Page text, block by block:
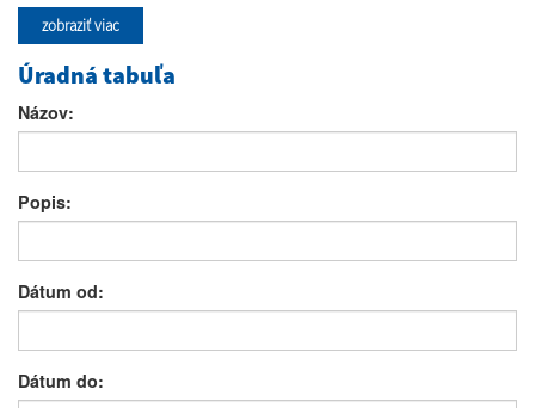
zobraziť viac
Úradná tabuľa
Názov:
Popis:
Dátum od:
Dátum do: